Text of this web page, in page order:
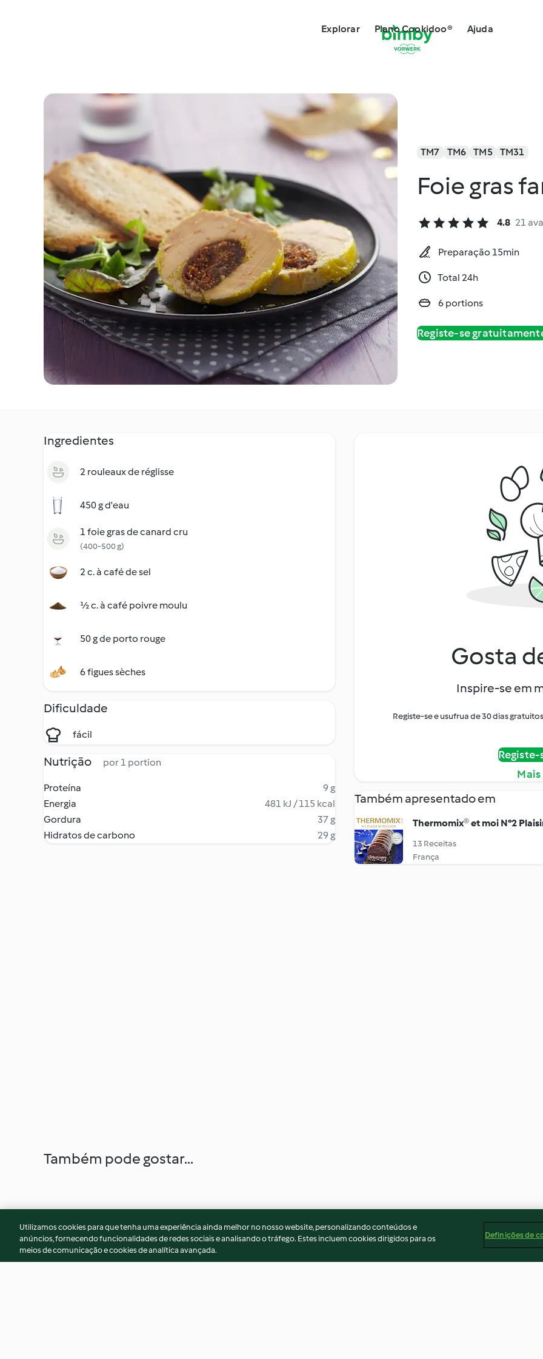
Explorar Plano Cookidoo® Ajuda
TM7 TM6 TM5 TM31
Foie gras
4.8 21
Preparação 15min
Total 24h
6 portions
Registe-se
Ingredientes
2 rouleaux de réglisse
450 g d'eau
1 foie gras de canard cru
(400-500 g)
2 c. à café de sel
½ c. à café poivre moulu
50 g de porto rouge
6 figues sèches
Dificuldade
fácil
Nutrição por 1 portion
Proteína
9 g
Energia
481 kJ / 115 kcal
Gordura
37 g
Hidratos de carbono
29 g
Gosta
Inspire-se em
Registe-se e usufrua de 30 dias
Também apresentado em
Thermomix® et moi N°2
13 Receitas
França
Também pode gostar...
Utilizamos cookies para que tenha uma experiência ainda melhor no nosso website, personalizando conteúdos e
anúncios, fornecendo funcionalidades de redes sociais e analisando o tráfego. Estes incluem cookies dirigidos para os
meios de comunicação e cookies de analítica avançada.
Definições de